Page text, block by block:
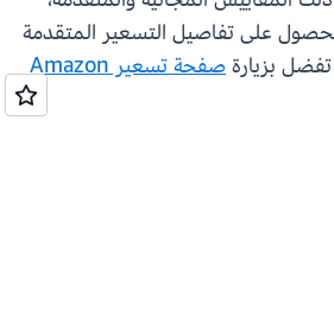
على تفاصيل التسعير المتقدمة
صفحة تسعير Amazon